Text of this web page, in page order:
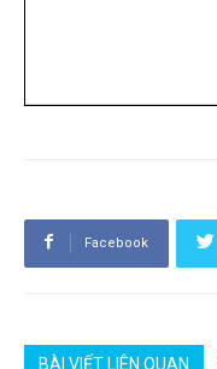
Facebook
BÀI VIẾT LIÊN QUAN